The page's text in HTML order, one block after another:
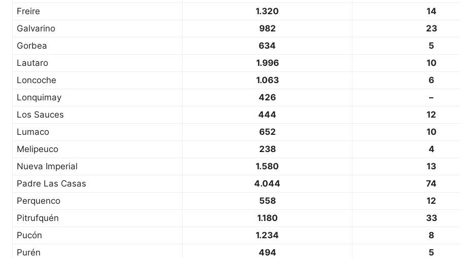
Freire
1.320 14
Galvarino
982 23
Gorbea
634 5
Lautaro
1.996 10
Loncoche
1.063 6
Lonquimay
426 –
Los Sauces
444 12
Lumaco
652 10
Melipeuco
238 4
Nueva Imperial
1.580 13
Padre Las Casas
4.044 74
Perquenco
558 12
Pitrufquén
1.180 33
Pucón
1.234 8
Purén
494 5